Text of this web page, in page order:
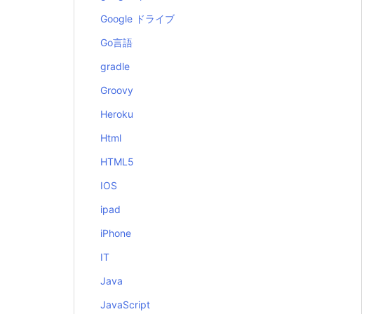
Google ドライブ
Go言語
gradle
Groovy
Heroku
Html
HTML5
IOS
ipad
iPhone
IT
Java
JavaScript